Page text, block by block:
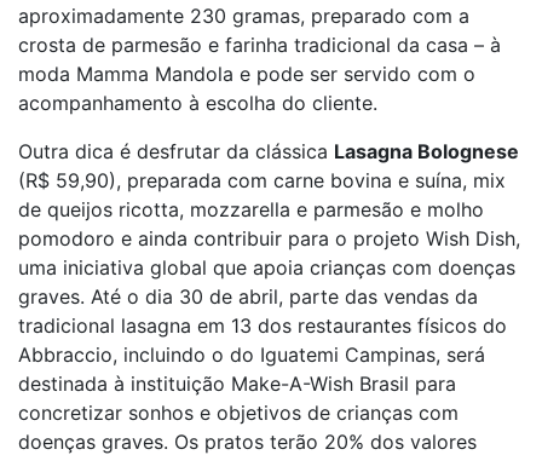
aproximadamente 230 gramas, preparado com a
crosta de parmesão e farinha tradicional da casa – à
moda Mamma Mandola e pode ser servido com o
acompanhamento à escolha do cliente.
Outra dica é desfrutar da clássica Lasagna Bolognese
(R$ 59,90), preparada com carne bovina e suína, mix
de queijos ricotta, mozzarella e parmesão e molho
pomodoro e ainda contribuir para o projeto Wish Dish,
uma iniciativa global que apoia crianças com doenças
graves. Até o dia 30 de abril, parte das vendas da
tradicional lasagna em 13 dos restaurantes físicos do
Abbraccio, incluindo o do Iguatemi Campinas, será
destinada à instituição Make-A-Wish Brasil para
concretizar sonhos e objetivos de crianças com
doenças graves. Os pratos terão 20% dos valores